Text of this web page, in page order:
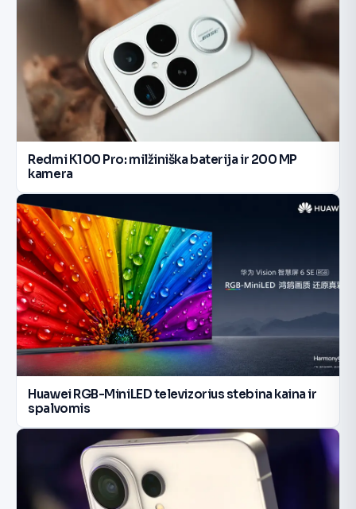
Redmi K100 Pro: milžiniška baterija ir 200 MP
kamera
Huawei RGB-MiniLED televizorius stebina kaina ir
spalvomis